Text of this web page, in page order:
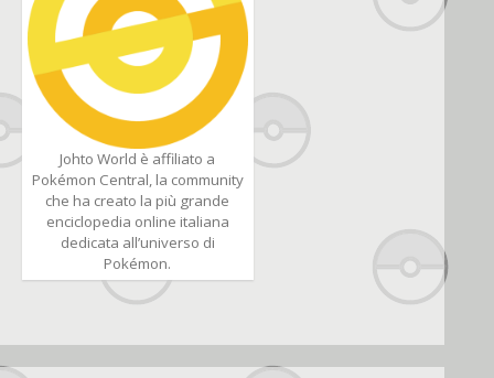
Johto World è affiliato a
Pokémon Central, la community
che ha creato la più grande
enciclopedia online italiana
dedicata all’universo di
Pokémon.